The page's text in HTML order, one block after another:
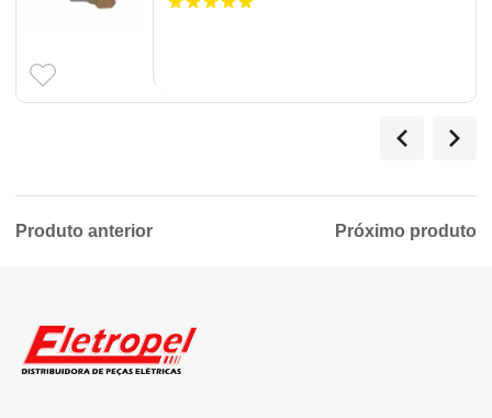
Produto anterior Próximo produto